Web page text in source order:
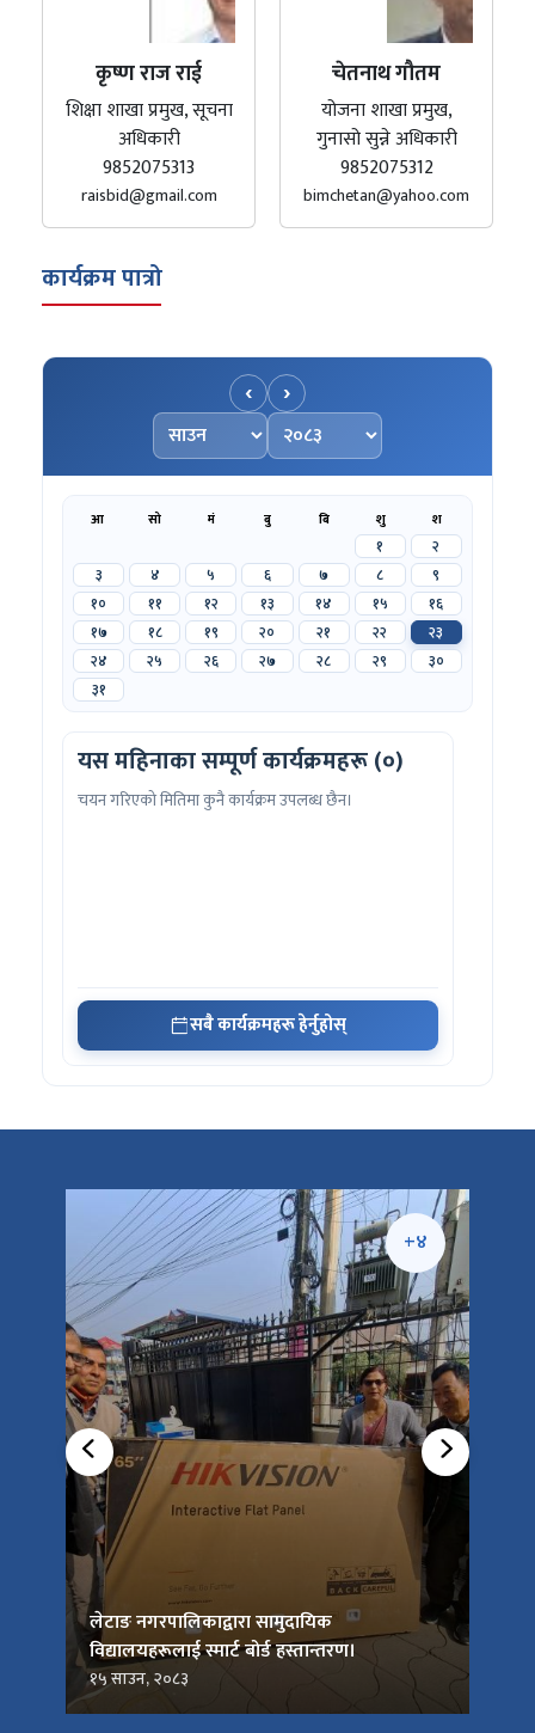
कृष्ण राज राई
शिक्षा शाखा प्रमुख, सूचना
अधिकारी
9852075313
raisbid@gmail.com
चेतनाथ गौतम
योजना शाखा प्रमुख,
गुनासो सुन्ने अधिकारी
9852075312
bimchetan@yahoo.com
कार्यक्रम पात्रो
‹
महिना चयन गर्नुहोस्
वर्ष चयन गर्नुहोस्
›
आ सो मं बु बि शु श
१
२
३
४ ५ ६ ७ ८
९
१०
११ १२ १३ १४ १५
१६
१७
१८ १९ २० २१ २२
२३
२४
२५ २६ २७ २८ २९
३०
३१
यस महिनाका सम्पूर्ण कार्यक्रमहरू (०)
चयन गरिएको मितिमा कुनै कार्यक्रम उपलब्ध छैन।
सबै कार्यक्रमहरू हेर्नुहोस्
+४
लेटाङ नगरपालिकाद्वारा सामुदायिक
विद्यालयहरूलाई स्मार्ट बोर्ड हस्तान्तरण।
१५ साउन, २०८३